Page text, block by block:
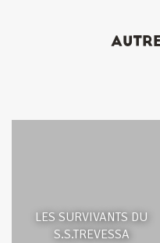
LES SURVIVANTS DU
S.S.TREVESSA